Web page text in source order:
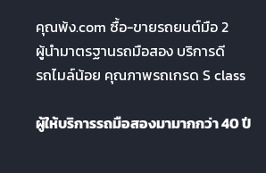
คุณพ้ง.com ซื้อ-ขายรถยนต์มือ 2
ผู้นำมาตรฐานรถมือสอง บริการดี
รถไมล์น้อย คุณภาพรถเกรด S class
ผู้ให้บริการรถมือสองมามากกว่า 40 ปี